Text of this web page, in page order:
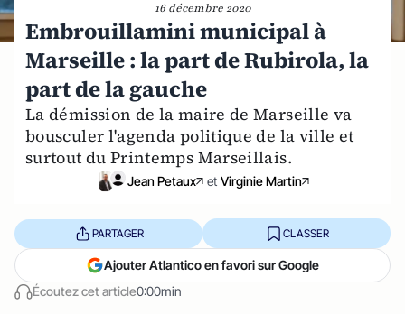
16 décembre 2020
Embrouillamini municipal à
Marseille : la part de Rubirola, la
part de la gauche
La démission de la maire de Marseille va
bousculer l'agenda politique de la ville et
surtout du Printemps Marseillais.
Jean Petaux et Virginie Martin
Écoutez cet article0:00min
PARTAGER CLASSER
Ajouter Atlantico en favori sur Google